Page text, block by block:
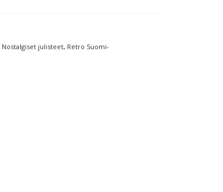
Nostalgiset julisteet, Retro Suomi-